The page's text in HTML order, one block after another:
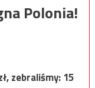
Polonia!
zebraliśmy:15